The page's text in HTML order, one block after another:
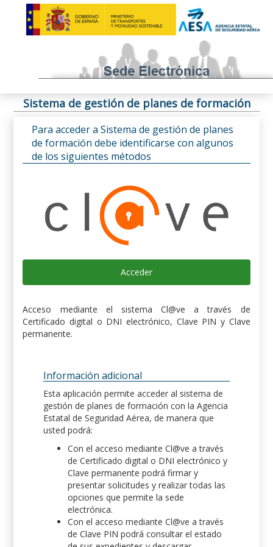
Sistema de gestión de planes de formación
Para acceder a Sistema de gestión de planes
de formación debe identificarse con algunos
de los siguientes métodos
Acceder
Acceso mediante el sistema Cl@ve a través de
Certificado digital o DNI electrónico, Clave PIN y Clave
permanente.
Información adicional
Esta aplicación permite acceder al sistema de
gestión de planes de formación con la Agencia
Estatal de Seguridad Aérea, de manera que
usted podrá:
Con el acceso mediante Cl@ve a través
de Certificado digital o DNI electrónico y
Clave permanente podrá firmar y
presentar solicitudes y realizar todas las
opciones que permite la sede
electrónica.
Con el acceso mediante Cl@ve a través
de Clave PIN podrá consultar el estado